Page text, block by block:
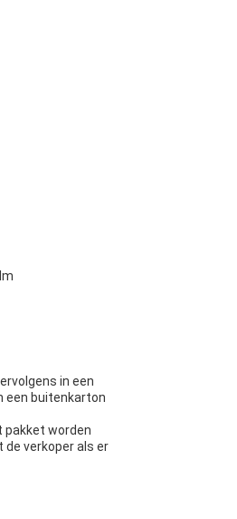
in een
een buitenkarton
pakket worden
verkoper als er